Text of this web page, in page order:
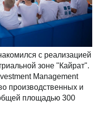
с реализацией
зоне "Кайрат".
Management
производственных и
площадью 300